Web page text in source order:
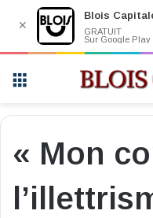
« Mon
✕
Blois
GRATUIT
Sur Google Play